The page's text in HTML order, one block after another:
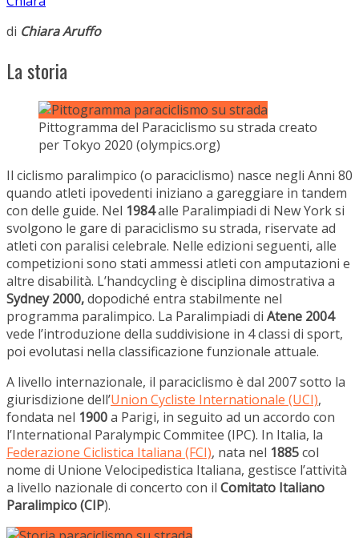
di Chiara Aruffo
La storia
Pittogramma del Paraciclismo su strada creato
per Tokyo 2020 (olympics.org)
Il ciclismo paralimpico (o paraciclismo) nasce negli Anni 80
quando atleti ipovedenti iniziano a gareggiare in tandem
con delle guide. Nel 1984alle Paralimpiadi di New York si
svolgono le gare di paraciclismo su strada, riservate ad
atleti con paralisi celebrale. Nelle edizioni seguenti, alle
competizioni sono stati ammessi atleti con amputazioni e
altre disabilità. L’handcycling è disciplina dimostrativa a
Sydney 2000,dopodiché entra stabilmente nel
programma paralimpico. La Paralimpiadi di Atene 2004
vede l’introduzione della suddivisione in 4 classi di sport,
poi evolutasi nella classificazione funzionale attuale.
A livello internazionale, il paraciclismo è dal 2007 sotto la
giurisdizione dell’Union Cycliste Internationale (UCI),
fondata nel 1900a Parigi, in seguito ad un accordo con
l’International Paralympic Commitee (IPC). In Italia, la
Federazione Ciclistica Italiana (FCI), nata nel 1885col
nome di Unione Velocipedistica Italiana, gestisce l’attività
a livello nazionale di concerto con il Comitato Italiano
Paralimpico (CIP).